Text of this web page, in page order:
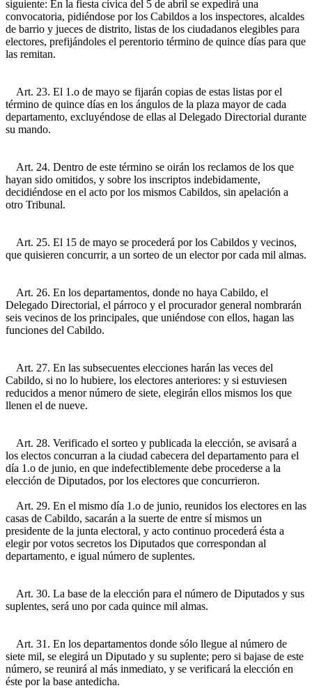
siguiente: En la fiesta cívica del 5 de abril se expedirá una
convocatoria, pidiéndose por los Cabildos a los inspectores, alcaldes
de barrio y jueces de distrito, listas de los ciudadanos elegibles para
electores, prefijándoles el perentorio término de quince días para que
las remitan.
Art. 23. El 1.o de mayo se fijarán copias de estas listas por el
término de quince días en los ángulos de la plaza mayor de cada
departamento, excluyéndose de ellas al Delegado Directorial durante
su mando.
Art. 24. Dentro de este término se oirán los reclamos de los que
hayan sido omitidos, y sobre los inscriptos indebidamente,
decidiéndose en el acto por los mismos Cabildos, sin apelación a
otro Tribunal.
Art. 25. El 15 de mayo se procederá por los Cabildos y vecinos,
que quisieren concurrir, a un sorteo de un elector por cada mil almas.
Art. 26. En los departamentos, donde no haya Cabildo, el
Delegado Directorial, el párroco y el procurador general nombrarán
seis vecinos de los principales, que uniéndose con ellos, hagan las
funciones del Cabildo.
Art. 27. En las subsecuentes elecciones harán las veces del
Cabildo, si no lo hubiere, los electores anteriores: y si estuviesen
reducidos a menor número de siete, elegirán ellos mismos los que
llenen el de nueve.
Art. 28. Verificado el sorteo y publicada la elección, se avisará a
los electos concurran a la ciudad cabecera del departamento para el
día 1.o de junio, en que indefectiblemente debe procederse a la
elección de Diputados, por los electores que concurrieron.
Art. 29. En el mismo día 1.o de junio, reunidos los electores en las
casas de Cabildo, sacarán a la suerte de entre sí mismos un
presidente de la junta electoral, y acto continuo procederá ésta a
elegir por votos secretos los Diputados que correspondan al
departamento, e igual número de suplentes.
Art. 30. La base de la elección para el número de Diputados y sus
suplentes, será uno por cada quince mil almas.
Art. 31. En los departamentos donde sólo llegue al número de
siete mil, se elegirá un Diputado y su suplente; pero si bajase de este
número, se reunirá al más inmediato, y se verificará la elección en
éste por la base antedicha.